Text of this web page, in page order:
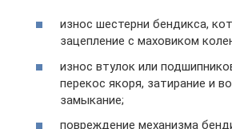
износ шестерни бендикса,
зацепление с маховиком
износ втулок или
перекос якоря, затирание и
замыкание;
повреждение механизма